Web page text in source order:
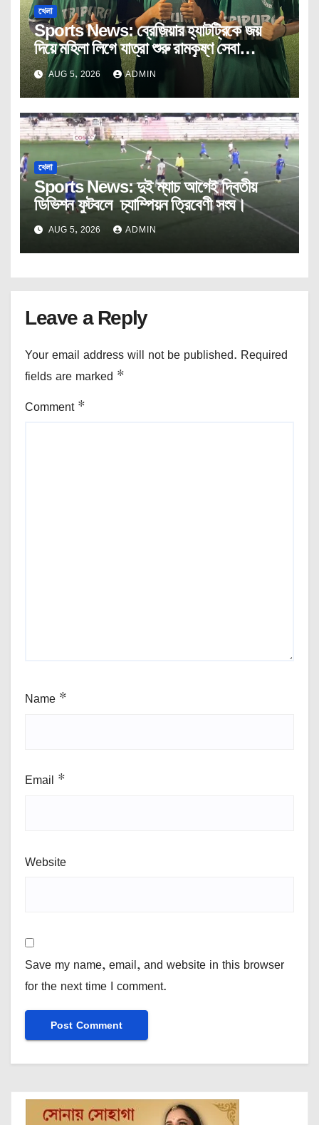
খেলা
Sports News: ব্রেজিয়ার হ্যাটট্রিকে জয়
দিয়ে মহিলা লিগে যাত্রা শুরু রামকৃষ্ণ সেবা
আশ্রমের।
AUG 5, 2026 ADMIN
খেলা
Sports News: দুই ম্যাচ আগেই দ্বিতীয়
ডিভিশন ফুটবলে চ্যাম্পিয়ন ত্রিবেণী সংঘ।
AUG 5, 2026 ADMIN
Leave a Reply
Your email address will not be published. Required
fields are marked *
Comment *
Name *
Email *
Website
Save my name, email, and website in this browser
for the next time I comment.